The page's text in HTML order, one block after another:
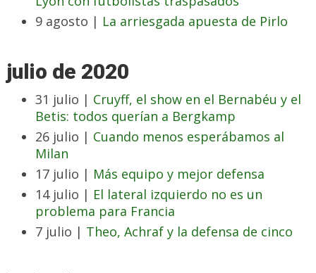
9 agosto | La arriesgada apuesta de Pirlo
julio de 2020
31 julio | Cruyff, el show en el Bernabéu y el
Betis: todos querían a Bergkamp
26 julio | Cuando menos esperábamos al
Milan
17 julio | Más equipo y mejor defensa
14 julio | El lateral izquierdo no es un
problema para Francia
7 julio | Theo, Achraf y la defensa de cinco